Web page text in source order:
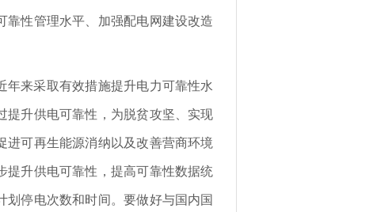
靠性管理水平、加强配电网建设改造
年来采取有效措施提升电力可靠性水
提升供电可靠性，为脱贫攻坚、实现
进可再生能源消纳以及改善营商环境
提升供电可靠性，提高可靠性数据统
停电次数和时间。要做好与国内国